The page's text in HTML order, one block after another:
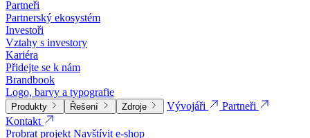
Partneři
Partnerský ekosystém
Investoři
Vztahy s investory
Kariéra
Přidejte se k nám
Brandbook
Logo, barvy a typografie
Produkty Řešení Zdroje Vývojáři
Partneři
Kontakt
Probrat projektNavštívit e-shop